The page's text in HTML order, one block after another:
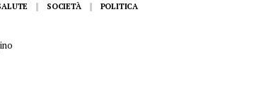
SOCIETÀ POLITICA